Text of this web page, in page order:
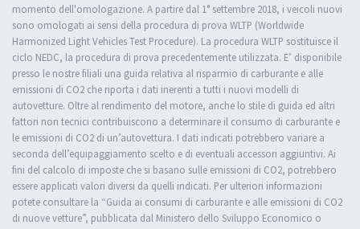
momento dell'omologazione. A partire dal 1° settembre 2018, i veicoli nuovi
sono omologati ai sensi della procedura di prova WLTP (Worldwide
Harmonized Light Vehicles Test Procedure). La procedura WLTP sostituisce il
ciclo NEDC, la procedura di prova precedentemente utilizzata. E’ disponibile
presso le nostre filiali una guida relativa al risparmio di carburante e alle
emissioni di CO2 che riporta i dati inerenti a tutti i nuovi modelli di
autovetture. Oltre al rendimento del motore, anche lo stile di guida ed altri
fattori non tecnici contribuiscono a determinare il consumo di carburante e
le emissioni di CO2 di un’autovettura. I dati indicati potrebbero variare a
seconda dell’equipaggiamento scelto e di eventuali accessori aggiuntivi. Ai
fini del calcolo di imposte che si basano sulle emissioni di CO2, potrebbero
essere applicati valori diversi da quelli indicati. Per ulteriori informazioni
potete consultare la “Guida ai consumi di carburante e alle emissioni di CO2
di nuove vetture”, pubblicata dal Ministero dello Sviluppo Economico o